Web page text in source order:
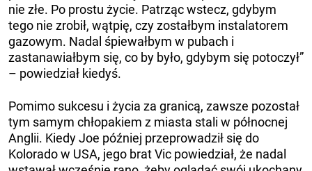
nie złe. Po prostu życie. Patrząc wstecz, gdybym
tego nie zrobił, wątpię, czy zostałbym instalatorem
gazowym. Nadal śpiewałbym w pubach i
zastanawiałbym się, co by było, gdybym się potoczył”
– powiedział kiedyś.
Pomimo sukcesu i życia za granicą, zawsze pozostał
tym samym chłopakiem z miasta stali w północnej
Anglii. Kiedy Joe później przeprowadził się do
Kolorado w USA, jego brat Vic powiedział, że nadal